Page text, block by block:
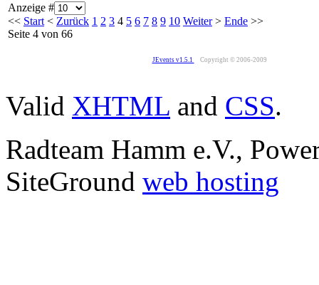
Anzeige #
<< Start < Zurück 1 2 3 4 5 6 7 8 9 10 Weiter> Ende >>
Seite 4 von 66
JEvents v1.5.1 Copyright © 2006-2009
Valid XHTML and CSS.
Radteam Hamm e.V.,
SiteGround web hosting